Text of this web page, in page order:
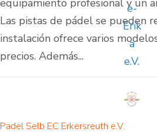
equipamiento profesional y un
Las pistas de pádel se pueden
instalación ofrece varios
precios. Además...
Padel Selb EC Erkersreuth e.V.